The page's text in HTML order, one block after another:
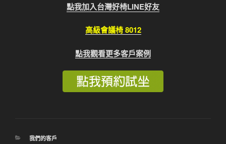
點我加入台灣好椅LINE好友
高級會議椅 8012
點我觀看更多客戶案例
分
我們的客戶